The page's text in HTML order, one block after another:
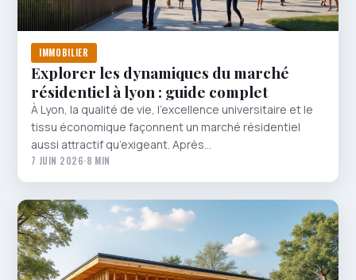
IMMOBILIER
Explorer les dynamiques du marché
résidentiel à lyon : guide complet
À Lyon, la qualité de vie, l’excellence universitaire et le
tissu économique façonnent un marché résidentiel
aussi attractif qu’exigeant. Après…
7 JUIN 2026·8 MIN